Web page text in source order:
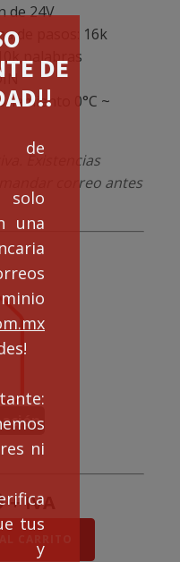
DE
de
una
ni
tus
y
de 24V
de pasos: 16k
palabras
0°C ~
Existencias
correo antes
+ IVA